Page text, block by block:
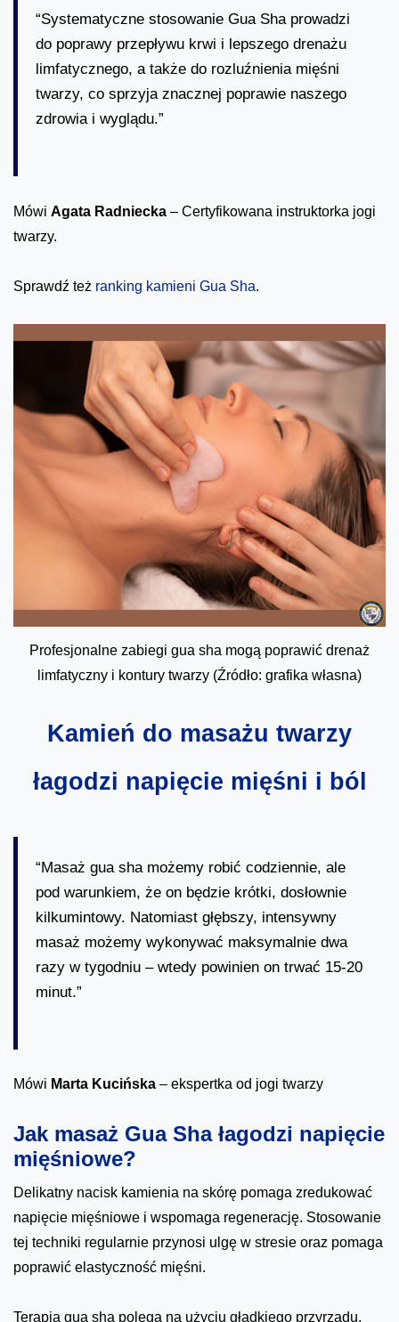
“Systematyczne stosowanie Gua Sha prowadzi
do poprawy przepływu krwi i lepszego drenażu
limfatycznego, a także do rozluźnienia mięśni
twarzy, co sprzyja znacznej poprawie naszego
zdrowia i wyglądu.”
Mówi Agata Radniecka – Certyfikowana instruktorka jogi
twarzy.
Sprawdź też ranking kamieni Gua Sha.
Profesjonalne zabiegi gua sha mogą poprawić drenaż
limfatyczny i kontury twarzy (Źródło: grafika własna)
Kamień do masażu twarzy
łagodzi napięcie mięśni i ból
“Masaż gua sha możemy robić codziennie, ale
pod warunkiem, że on będzie krótki, dosłownie
kilkumintowy. Natomiast głębszy, intensywny
masaż możemy wykonywać maksymalnie dwa
razy w tygodniu – wtedy powinien on trwać 15-20
minut.”
Mówi Marta Kucińska – ekspertka od jogi twarzy
Jak masaż Gua Sha łagodzi napięcie
mięśniowe?
Delikatny nacisk kamienia na skórę pomaga zredukować
napięcie mięśniowe i wspomaga regenerację. Stosowanie
tej techniki regularnie przynosi ulgę w stresie oraz pomaga
poprawić elastyczność mięśni.
Terapia gua sha polega na użyciu gładkiego przyrządu,